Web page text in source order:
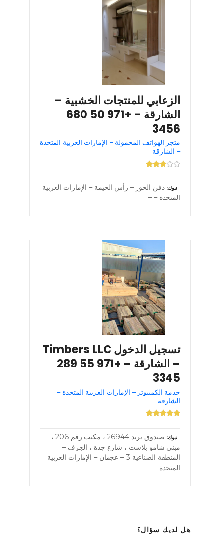
الزعابي للمنتجات الخشبية –
الشارقة – +971 50 680
3456
متجر الهواتف المحمولة – الإمارات العربية المتحدة
– الشارقة
تبوك دفن الخور – رأس الخيمة – الإمارات العربية
المتحدة – –
تسجيل الدخول Timbers LLC
– الشارقة – +971 55 289
3345
خدمة الكمبيوتر – الإمارات العربية المتحدة –
الشارقة
تبوك
صندوق بريد 26944 ، مكتب رقم 206 ،
مبنى شامو بلاست ، شارع جدة ، الجرف –
المنطقة الصناعية 3 – عجمان – الإمارات العربية
المتحدة –
هل لديك سؤال؟